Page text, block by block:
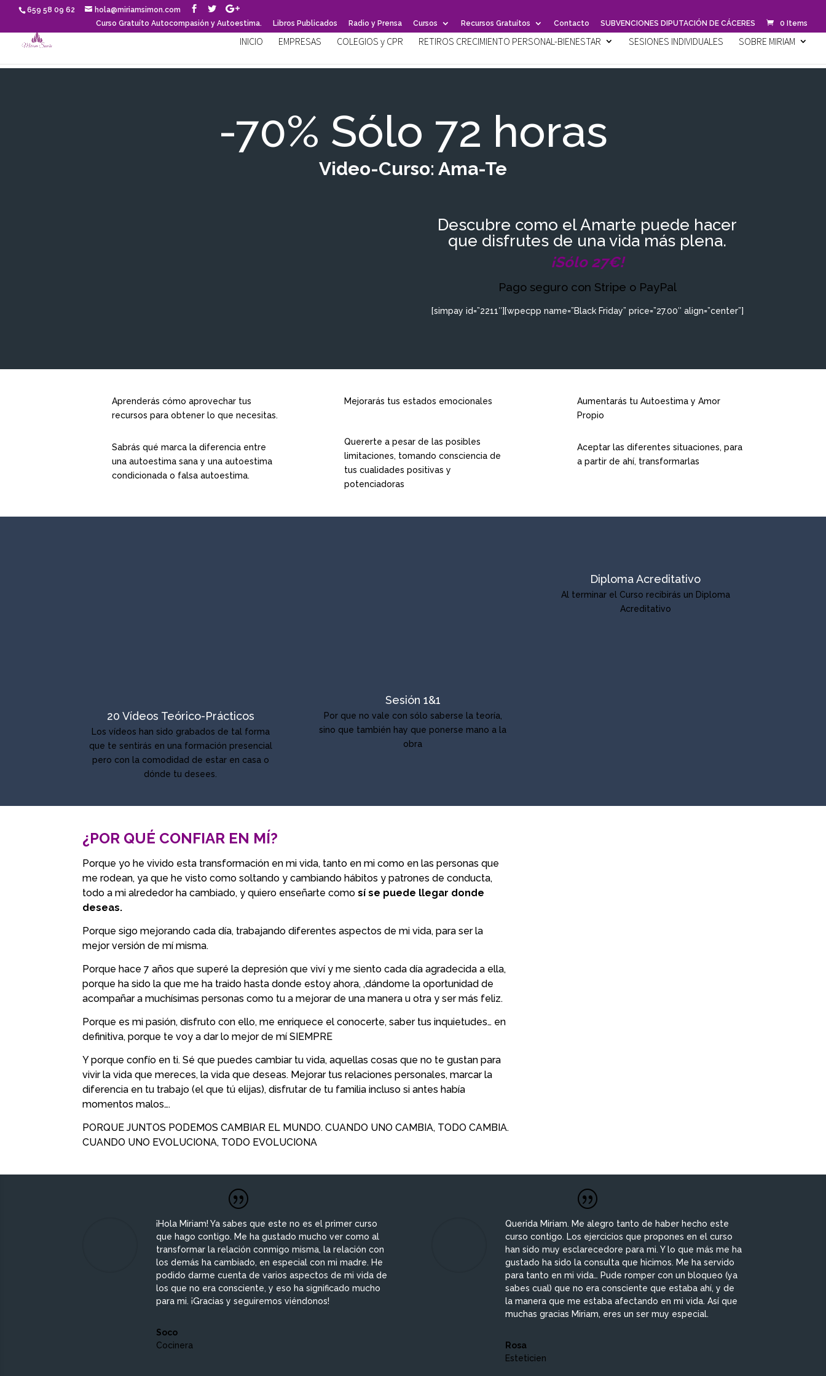
659 58 09 62
hola@miriamsimon.com
Curso Gratuíto Autocompasión y Autoestima.
Libros Publicados Radio y Prensa Cursos Recursos Gratuítos Contacto SUBVENCIONES DIPUTACIÓN DE CÁCERES 0 Items
INICIO EMPRESAS COLEGIOS y CPR RETIROS CRECIMIENTO PERSONAL-BIENESTAR SESIONES INDIVIDUALES SOBRE MIRIAM
-70% Sólo 72 horas
Video-Curso: Ama-Te
Descubre como el Amarte puede hacer
que disfrutes de una vida más plena.
¡Sólo 27€!
Pago seguro con Stripe o PayPal
[simpay id=”2211″][wpecpp name=”Black Friday” price=”27.00″ align=”center”]
Aprenderás cómo aprovechar tus
recursos para obtener lo que necesitas.
Sabrás qué marca la diferencia entre
una autoestima sana y una autoestima
condicionada o falsa autoestima.
Mejorarás tus estados emocionales
Quererte a pesar de las posibles
limitaciones, tomando consciencia de
tus cualidades positivas y
potenciadoras
Aumentarás tu Autoestima y Amor
Propio
Aceptar las diferentes situaciones, para
a partir de ahí, transformarlas
20 Vídeos Teórico-Prácticos
Los vídeos han sido grabados de tal forma
que te sentirás en una formación presencial
pero con la comodidad de estar en casa o
dónde tu desees.
Sesión 1&1
Por que no vale con sólo saberse la teoría,
sino que también hay que ponerse mano a la
obra
Diploma Acreditativo
Al terminar el Curso recibirás un Diploma
Acreditativo
¿POR QUÉ CONFIAR EN MÍ?
Porque yo he vivido esta transformación en mi vida, tanto en mi como en las personas que
me rodean, ya que he visto como soltando y cambiando hábitos y patrones de conducta,
todo a mi alrededor ha cambiado, y quiero enseñarte comosí se puede llegar donde
deseas.
Porque sigo mejorando cada día, trabajando diferentes aspectos de mi vida, para ser la
mejor versión de mí misma.
Porque hace 7 años que superé la depresión que viví y me siento cada día agradecida a ella,
porque ha sido la que me ha traido hasta donde estoy ahora, ,dándome la oportunidad de
acompañar a muchísimas personas como tu a mejorar de una manera u otra y ser más feliz.
Porque es mi pasión, disfruto con ello, me enriquece el conocerte, saber tus inquietudes… en
definitiva, porque te voy a dar lo mejor de mí SIEMPRE
Y porque confío en ti. Sé que puedes cambiar tu vida, aquellas cosas que no te gustan para
vivir la vida que mereces, la vida que deseas. Mejorar tus relaciones personales, marcar la
diferencia en tu trabajo (el que tú elijas), disfrutar de tu familia incluso si antes había
momentos malos….
PORQUE JUNTOS PODEMOS CAMBIAR EL MUNDO. CUANDO UNO CAMBIA, TODO CAMBIA.
CUANDO UNO EVOLUCIONA, TODO EVOLUCIONA
¡Hola Miriam! Ya sabes que este no es el primer curso
que hago contigo. Me ha gustado mucho ver como al
transformar la relación conmigo misma, la relación con
los demás ha cambiado, en especial con mi madre. He
podido darme cuenta de varios aspectos de mi vida de
los que no era consciente, y eso ha significado mucho
para mi. ¡Gracias y seguiremos viéndonos!
Soco
Cocinera
Querida Miriam. Me alegro tanto de haber hecho este
curso contigo. Los ejercicios que propones en el curso
han sido muy esclarecedore para mi. Y lo que más me ha
gustado ha sido la consulta que hicimos. Me ha servido
para tanto en mi vida… Pude romper con un bloqueo (ya
sabes cual) que no era consciente que estaba ahí, y de
la manera que me estaba afectando en mi vida. Así que
muchas gracias Miriam, eres un ser muy especial.
Rosa
Esteticien